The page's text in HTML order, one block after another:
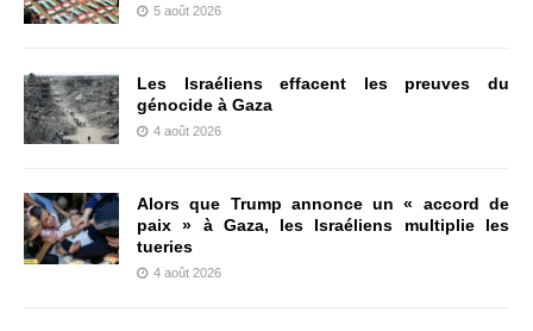
5 août 2026
Les Israéliens effacent les preuves du
génocide à Gaza
4 août 2026
Alors que Trump annonce un « accord de
paix » à Gaza, les Israéliens multiplie les
tueries
4 août 2026